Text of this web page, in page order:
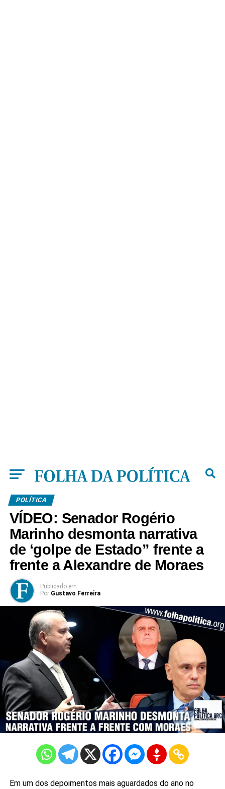
POLÍTICA
VÍDEO: Senador Rogério
Marinho desmonta narrativa
de ‘golpe de Estado” frente a
frente a Alexandre de Moraes
Publicado em
Por Gustavo Ferreira
Em um dos depoimentos mais aguardados do ano no